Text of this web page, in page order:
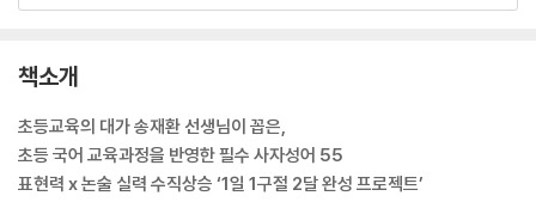
책소개
초등교육의 대가 송재환 선생님이 꼽은,
초등 국어 교육과정을 반영한 필수 사자성어 55
표현력 x 논술 실력 수직상승 ‘1일 1구절 2달 완성 프로젝트’